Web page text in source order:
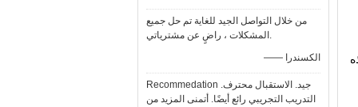
من خلال التواصل الجيد للغاية تم حل جميع
المشكلات ، راضٍ عن مشترياتي.
—— الكسندرا
Recommedation جيد. الاستقبال محترف.
التدريب التجريبي رائع أيضًا. أتمنى المزيد من